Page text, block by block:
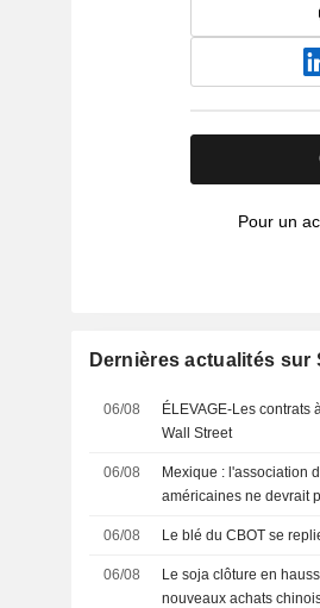
Pour un
Dernières actualités sur
06/08
ÉLEVAGE-Les
Wall Street
06/08
Mexique : l'association
américaines ne devrait
06/08 Le blé du CBOT se
06/08
Le soja clôture en
nouveaux achats